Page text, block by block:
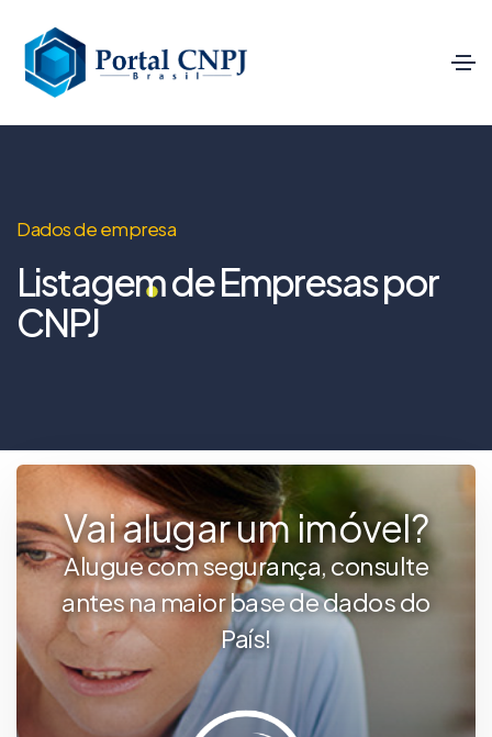
Dados de empresa
Listagem de Empresas por
CNPJ
Vai alugar um imóvel?
Alugue com segurança, consulte
antes na maior base de dados do
País!